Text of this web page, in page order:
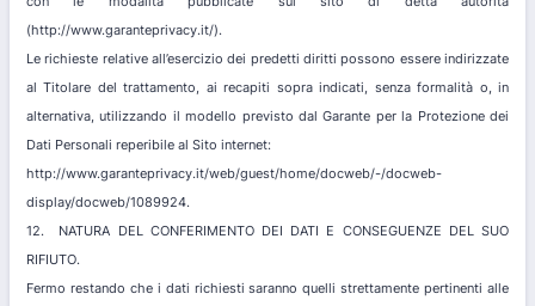
(http://www.garanteprivacy.it/).
Le richieste relative all’esercizio dei predetti diritti possono essere indirizzate
al Titolare del trattamento, ai recapiti sopra indicati, senza formalità o, in
alternativa, utilizzando il modello previsto dal Garante per la Protezione dei
Dati Personali reperibile al Sito internet:
http://www.garanteprivacy.it/web/guest/home/docweb/-/docweb-
display/docweb/1089924.
12. NATURA DEL CONFERIMENTO DEI DATI E CONSEGUENZE DEL SUO
RIFIUTO.
Fermo restando che i dati richiesti saranno quelli strettamente pertinenti alle